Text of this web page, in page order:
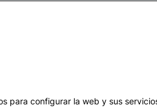
para configurar la web y sus